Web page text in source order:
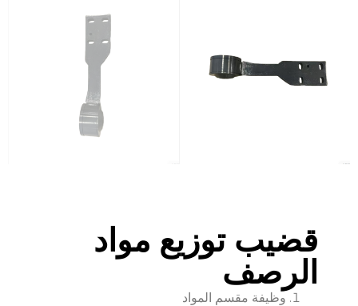
قضيب توزيع مواد
الرصف
وظيفة مقسم المواد